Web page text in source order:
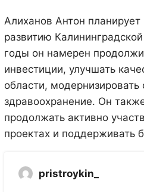
Алиханов Антон
развитию
годы он намерен
инвестиции, улучшать
области, модернизировать
здравоохранение. Он
продолжать активно
проектах и поддерживать
pristroykin_